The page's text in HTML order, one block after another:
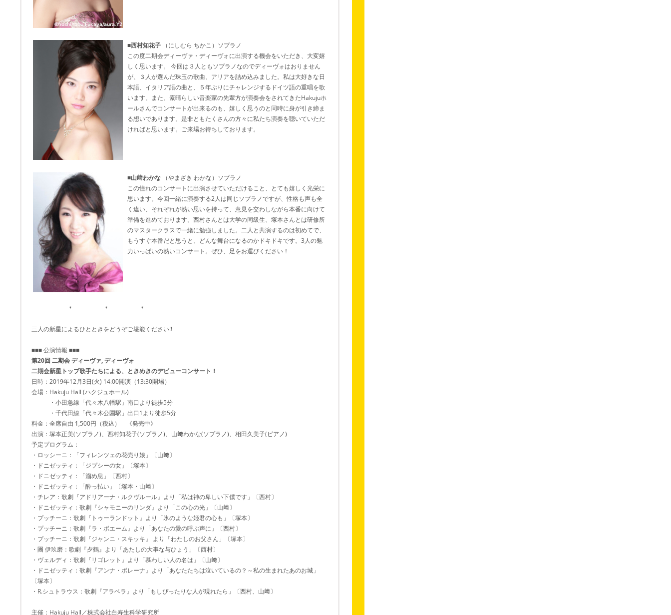
■西村知花子 （にしむら ちかこ）ソプラノ
この度二期会ディーヴァ・ディーヴォに出演する機会をいただき、大変嬉
しく思います。 今回は３人ともソプラノなのでディーヴォはおりません
が、３人が選んだ珠玉の歌曲、アリアを詰め込みました。私は大好きな日
本語、イタリア語の曲と、５年ぶりにチャレンジするドイツ語の重唱を歌
います。また、素晴らしい音楽家の先輩方が演奏会をされてきたHakujuホ
ールさんでコンサートが出来るのも、嬉しく思うのと同時に身が引き締ま
る想いであります。是非ともたくさんの方々に私たち演奏を聴いていただ
ければと思います。ご来場お待ちしております。
■山﨑わかな （やまざき わかな）ソプラノ
この憧れのコンサートに出演させていただけること、とても嬉しく光栄に
思います。今回一緒に演奏する2人は同じソプラノですが、性格も声も全
く違い、それぞれが熱い思いを持って、意見を交わしながら本番に向けて
準備を進めております。西村さんとは大学の同級生、塚本さんとは研修所
のマスタークラスで一緒に勉強しました。二人と共演するのは初めてで、
もうすぐ本番だと思うと、どんな舞台になるのかドキドキです。3人の魅
力いっぱいの熱いコンサート。ぜひ、足をお運びください！
＊ ＊ ＊
三人の新星によるひとときをどうぞご堪能ください!!
■■■ 公演情報 ■■■
第20回 二期会 ディーヴァ, ディーヴォ
二期会新星トップ歌手たちによる、ときめきのデビューコンサート！
日時：2019年12月3日(火) 14:00開演（13:30開場）
会場：Hakuju Hall (ハクジュホール)
・小田急線「代々木八幡駅」南口より徒歩5分
・千代田線「代々木公園駅」出口1より徒歩5分
料金：全席自由 1,500円（税込） 《発売中》
出演：塚本正美(ソプラノ)、西村知花子(ソプラノ)、山﨑わかな(ソプラノ)、相田久美子(ピアノ)
予定プログラム：
・ロッシーニ：「フィレンツェの花売り娘」〔山﨑〕
・ドニゼッティ：「ジプシーの女」〔塚本〕
・ドニゼッティ：「溜め息」〔西村〕
・ドニゼッティ：「酔っ払い」〔塚本・山﨑〕
・チレア：歌劇『アドリアーナ・ルクヴルール』より「私は神の卑しい下僕です」〔西村〕
・ドニゼッティ：歌劇『シャモニーのリンダ』より「この心の光」〔山﨑〕
・プッチーニ：歌劇『トゥーランドット』より「氷のような姫君の心も」〔塚本〕
・プッチーニ：歌劇『ラ・ボエーム』より「あなたの愛の呼ぶ声に」〔西村〕
・プッチーニ：歌劇『ジャンニ・スキッキ』 より「わたしのお父さん」〔塚本〕
・團 伊玖磨：歌劇『夕鶴』より「あたしの大事な与ひょう」〔西村〕
・ヴェルディ：歌劇『リゴレット』より「慕わしい人の名は」〔山﨑〕
・ドニゼッティ：歌劇『アンナ・ボレーナ』より「あなたたちは泣いているの？～私の生まれたあのお城」
〔塚本〕
・R.シュトラウス：歌劇『アラベラ』より「もしぴったりな人が現れたら」〔西村、山﨑〕
主催：Hakuju Hall／株式会社白寿生科学研究所